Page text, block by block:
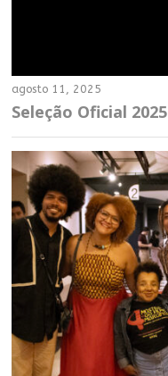
agosto 11, 2025
Seleção Oficial 2025